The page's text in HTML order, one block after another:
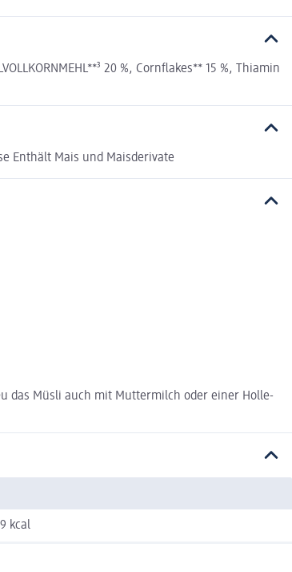
20 %, Cornflakes** 15 %, Thiamin
Enthält Mais und Maisderivate
das Müsli auch mit Muttermilch oder einer Holle-
kcal